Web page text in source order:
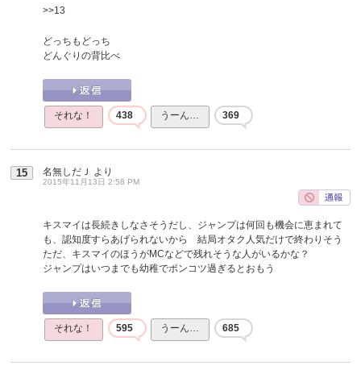
>>13
どっちもどっち
どんぐりの背比べ
それな！ 438 うーん… 369
15 名無しだＪ より
2015年11月13日 2:58 PM
キスマイは長続きしなさそうだし、ジャンプは何回も機会に恵まれて
も、認知度すらあげられないから 結局オタク人気だけで終わりそう
ただ、キスマイのほうがMCなどで残れそうな人がいるかな？
ジャンプはいつまでも幼稚でポンコツ過ぎるとおもう
それな！ 595 うーん… 685